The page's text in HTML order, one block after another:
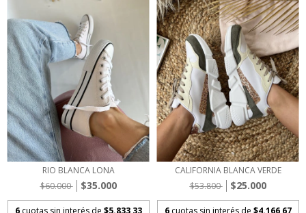
RIO BLANCA LONA
$60.000
$35.000
6 cuotas sin interés de $5.833,33
CALIFORNIA BLANCA VERDE
$53.800
$25.000
6 cuotas sin interés de $4.166,67